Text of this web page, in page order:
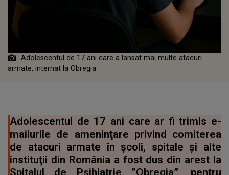
Adolescentul de 17 ani care a lansat mai multe atacuri
armate, internat la Obregia
Adolescentul de 17 ani care ar fi trimis e-
mailurile de ameninţare privind comiterea
de atacuri armate în şcoli, spitale şi alte
instituţii din România a fost dus din arest la
Spitalul de Psihiatrie ”Obregia”, pentru